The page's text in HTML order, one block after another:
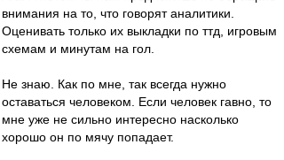
внимания на то, что говорят аналитики.
Оценивать только их выкладки по ттд, игровым
схемам и минутам на гол.
Не знаю. Как по мне, так всегда нужно
оставаться человеком. Если человек гавно, то
мне уже не сильно интересно насколько
хорошо он по мячу попадает.